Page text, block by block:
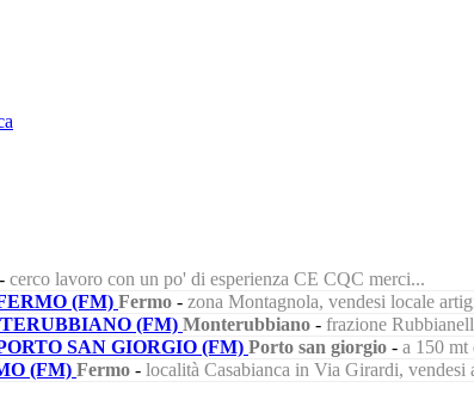
- cerco lavoro con un po' di esperienza CE CQC merci...
(FM) Fermo - zona Montagnola, vendesi locale
(FM) Monterubbiano - frazione
SAN GIORGIO (FM) Porto san giorgio - a 150 mt
(FM) Fermo - località Casabianca in Via Girardi, vendesi